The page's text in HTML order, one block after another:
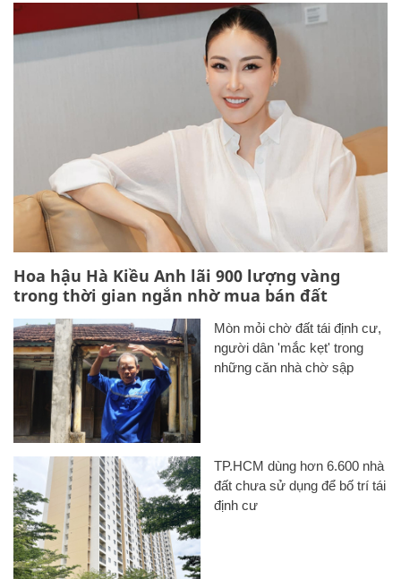
Hoa hậu Hà Kiều Anh lãi 900 lượng vàng
trong thời gian ngắn nhờ mua bán đất
Mòn mỏi chờ đất tái định cư,
người dân 'mắc kẹt' trong
những căn nhà chờ sập
TP.HCM dùng hơn 6.600 nhà
đất chưa sử dụng để bố trí tái
định cư